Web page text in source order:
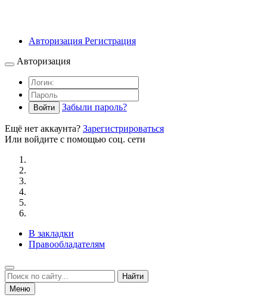
Авторизация Регистрация
Авторизация
Войти Забыли пароль?
Ещё нет аккаунта? Зарегистрироваться
Или войдите с помощью соц. сети
В закладки
Правообладателям
Найти
Меню